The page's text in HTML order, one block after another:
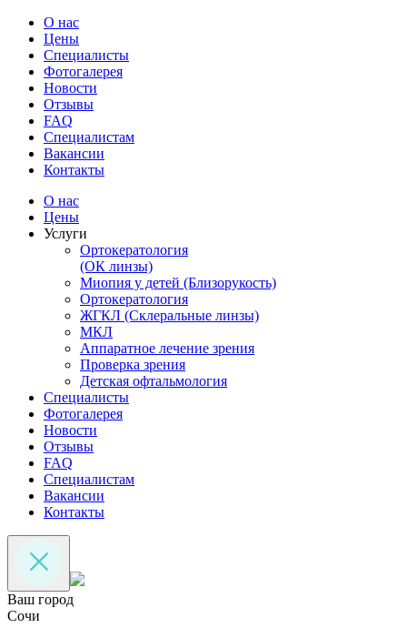
О нас
Цены
Специалисты
Фотогалерея
Новости
Отзывы
FAQ
Специалистам
Вакансии
Контакты
О нас
Цены
Услуги
Ортокератология
(ОК линзы)
Миопия у детей (Близорукость)
Ортокератология
ЖГКЛ (Склеральные линзы)
МКЛ
Аппаратное лечение зрения
Проверка зрения
Детская офтальмология
Специалисты
Фотогалерея
Новости
Отзывы
FAQ
Специалистам
Вакансии
Контакты
Ваш город
Сочи